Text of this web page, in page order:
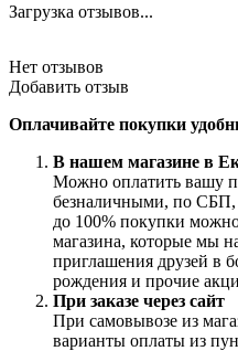
Загрузка отзывов...
Нет отзывов
Добавить отзыв
Оплачивайте покупки
В нашем магазине в
Можно оплатить вашу
безналичными, по СБП,
до 100% покупки
магазина, которые мы
приглашения друзей в
рождения и прочие
При заказе через сайт
При самовывозе из
варианты оплаты из